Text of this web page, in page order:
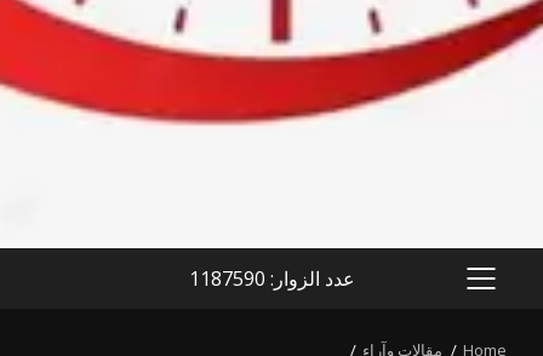
PRIMARY
عدد الزوار: 1187590
Home
مقالات وآراء